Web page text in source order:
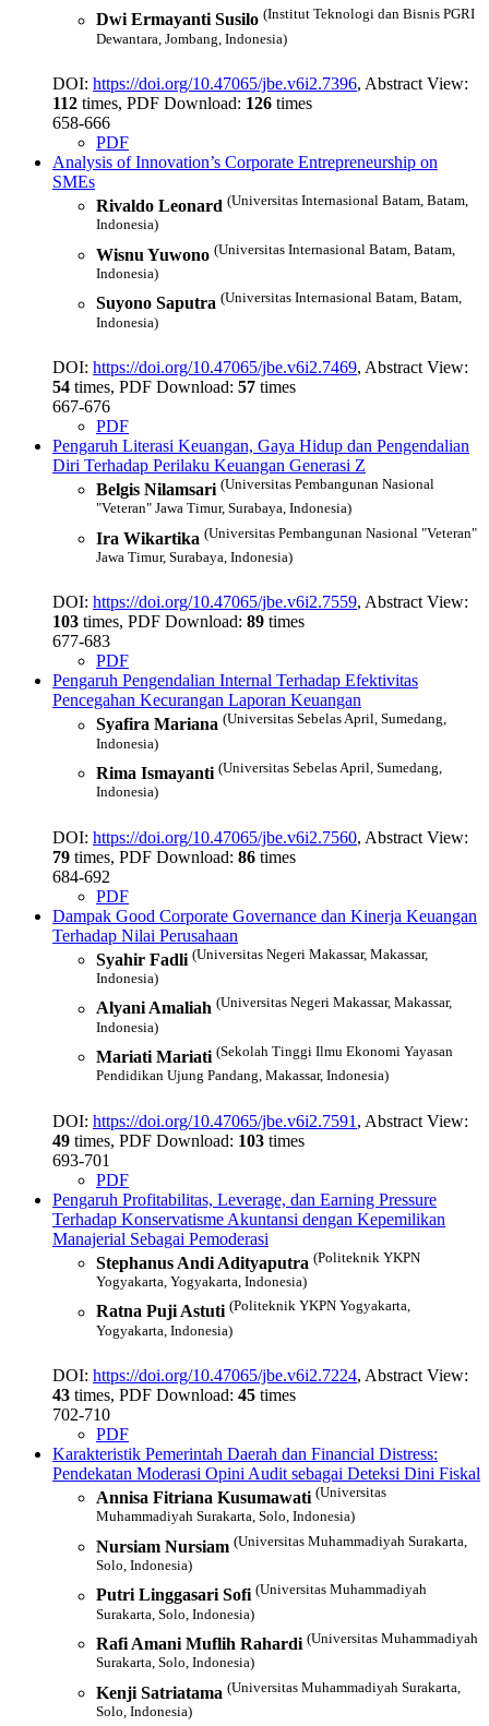
Dwi Ermayanti Susilo (Institut Teknologi dan Bisnis PGRI
Dewantara, Jombang, Indonesia)
DOI: https://doi.org/10.47065/jbe.v6i2.7396, Abstract View:
112 times, PDF Download: 126 times
658-666
PDF
Analysis of Innovation’s Corporate Entrepreneurship on
SMEs
Rivaldo Leonard (Universitas Internasional Batam, Batam,
Indonesia)
Wisnu Yuwono (Universitas Internasional Batam, Batam,
Indonesia)
Suyono Saputra (Universitas Internasional Batam, Batam,
Indonesia)
DOI: https://doi.org/10.47065/jbe.v6i2.7469, Abstract View:
54 times, PDF Download: 57 times
667-676
PDF
Pengaruh Literasi Keuangan, Gaya Hidup dan Pengendalian
Diri Terhadap Perilaku Keuangan Generasi Z
Belgis Nilamsari (Universitas Pembangunan Nasional
"Veteran" Jawa Timur, Surabaya, Indonesia)
Ira Wikartika (Universitas Pembangunan Nasional "Veteran"
Jawa Timur, Surabaya, Indonesia)
DOI: https://doi.org/10.47065/jbe.v6i2.7559, Abstract View:
103 times, PDF Download: 89 times
677-683
PDF
Pengaruh Pengendalian Internal Terhadap Efektivitas
Pencegahan Kecurangan Laporan Keuangan
Syafira Mariana (Universitas Sebelas April, Sumedang,
Indonesia)
Rima Ismayanti (Universitas Sebelas April, Sumedang,
Indonesia)
DOI: https://doi.org/10.47065/jbe.v6i2.7560, Abstract View:
79 times, PDF Download: 86 times
684-692
PDF
Dampak Good Corporate Governance dan Kinerja Keuangan
Terhadap Nilai Perusahaan
Syahir Fadli (Universitas Negeri Makassar, Makassar,
Indonesia)
Alyani Amaliah (Universitas Negeri Makassar, Makassar,
Indonesia)
Mariati Mariati (Sekolah Tinggi Ilmu Ekonomi Yayasan
Pendidikan Ujung Pandang, Makassar, Indonesia)
DOI: https://doi.org/10.47065/jbe.v6i2.7591 , Abstract View:
49 times, PDF Download: 103 times
693-701
PDF
Pengaruh Profitabilitas, Leverage, dan Earning Pressure
Terhadap Konservatisme Akuntansi dengan Kepemilikan
Manajerial Sebagai Pemoderasi
Stephanus Andi Adityaputra (Politeknik YKPN
Yogyakarta, Yogyakarta, Indonesia)
Ratna Puji Astuti (Politeknik YKPN Yogyakarta,
Yogyakarta, Indonesia)
DOI: https://doi.org/10.47065/jbe.v6i2.7224, Abstract View:
43 times, PDF Download: 45 times
702-710
PDF
Karakteristik Pemerintah Daerah dan Financial Distress:
Pendekatan Moderasi Opini Audit sebagai Deteksi Dini Fiskal
Annisa Fitriana Kusumawati (Universitas
Muhammadiyah Surakarta, Solo, Indonesia)
Nursiam Nursiam (Universitas Muhammadiyah Surakarta,
Solo, Indonesia)
Putri Linggasari Sofi (Universitas Muhammadiyah
Surakarta, Solo, Indonesia)
Rafi Amani Muflih Rahardi (Universitas Muhammadiyah
Surakarta, Solo, Indonesia)
Kenji Satriatama (Universitas Muhammadiyah Surakarta,
Solo, Indonesia)